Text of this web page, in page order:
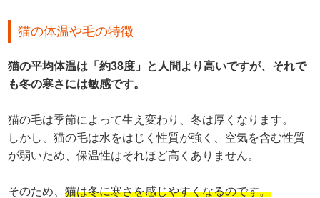
猫の体温や毛の特徴
猫の平均体温は「約38度」と人間より高いですが、それで
も冬の寒さには敏感です。
猫の毛は季節によって生え変わり、冬は厚くなります。
しかし、猫の毛は水をはじく性質が強く、空気を含む性質
が弱いため、保温性はそれほど高くありません。
そのため、猫は冬に寒さを感じやすくなるのです。